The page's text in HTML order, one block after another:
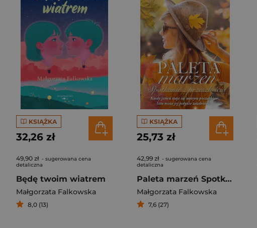
KSIĄŻKA
32,26 zł
49,90 zł - sugerowana cena
detaliczna
Będę twoim wiatrem
Małgorzata Falkowska
8,0 (13)
KSIĄŻKA
25,73 zł
42,99 zł - sugerowana cena
detaliczna
Paleta marzeń Spotkanie z przeszłością
Małgorzata Falkowska
7,6 (27)